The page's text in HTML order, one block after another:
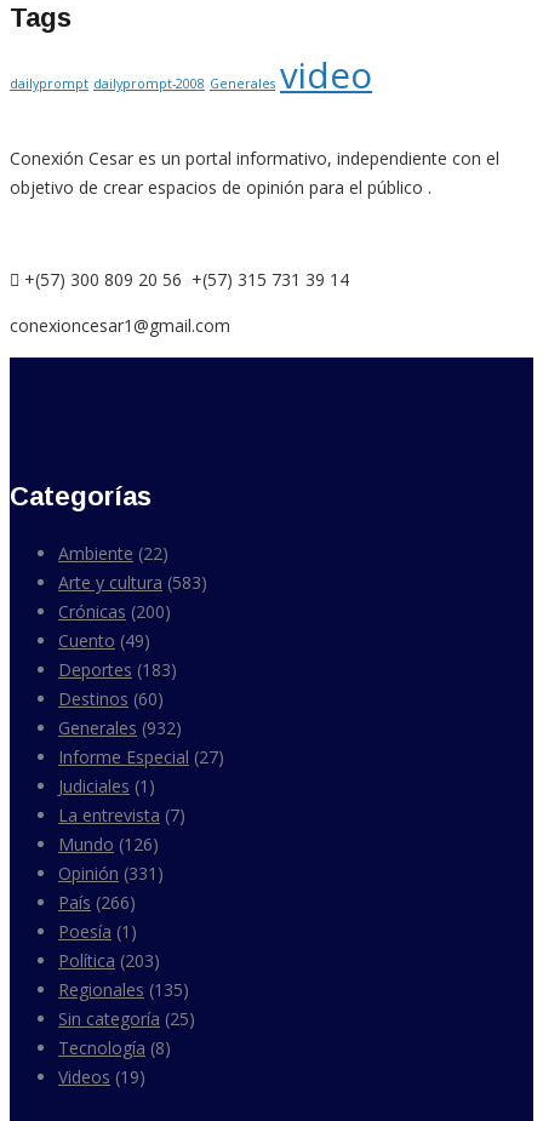
Tags
dailyprompt dailyprompt-2008 Generales video
Conexión Cesar es un portal informativo, independiente con el
objetivo de crear espacios de opinión para el público .
+(57) 300 809 20 56 +(57) 315 731 39 14
conexioncesar1@gmail.com
Categorías
Ambiente (22)
Arte y cultura (583)
Crónicas (200)
Cuento (49)
Deportes (183)
Destinos (60)
Generales (932)
Informe Especial (27)
Judiciales (1)
La entrevista (7)
Mundo (126)
Opinión (331)
País (266)
Poesía (1)
Política (203)
Regionales (135)
Sin categoría (25)
Tecnología (8)
Videos (19)